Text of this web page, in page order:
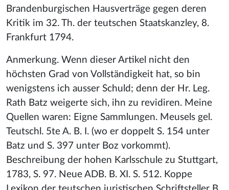
Brandenburgischen Hausverträge gegen deren
Kritik im 32. Th. der teutschen Staatskanzley, 8.
Frankfurt 1794.
Anmerkung. Wenn dieser Artikel nicht den
höchsten Grad von Vollständigkeit hat, so bin
wenigstens ich ausser Schuld; denn der Hr. Leg.
Rath Batz weigerte sich, ihn zu revidiren. Meine
Quellen waren: Eigne Sammlungen. Meusels gel.
Teutschl. 5te A. B. I. (wo er doppelt S. 154 unter
Batz und S. 397 unter Boz vorkommt).
Beschreibung der hohen Karlsschule zu Stuttgart,
1783, S. 97. Neue ADB. B. XI. S. 512. Koppe